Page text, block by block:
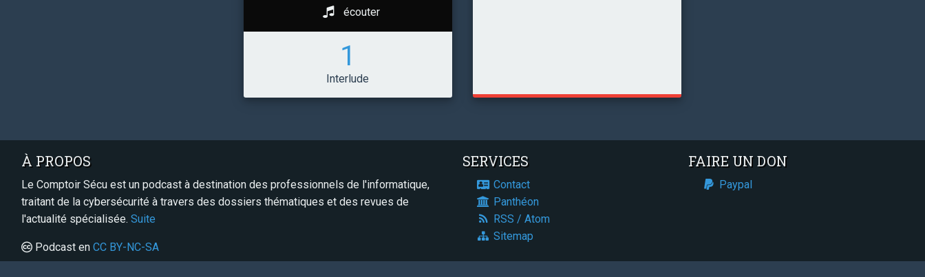
écouter
1
Interlude
À PROPOS
Le Comptoir Sécu est un podcast à destination des professionnels de l'informatique,
traitant de la cybersécurité à travers des dossiers thématiques et des revues de
l'actualité spécialisée. Suite
Podcast en CC BY-NC-SA
SERVICES
Contact
Panthéon
RSS / Atom
Sitemap
FAIRE UN DON
Paypal